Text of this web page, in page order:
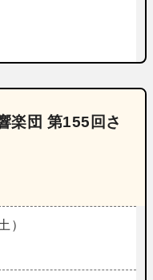
楽団 第155回さ
）